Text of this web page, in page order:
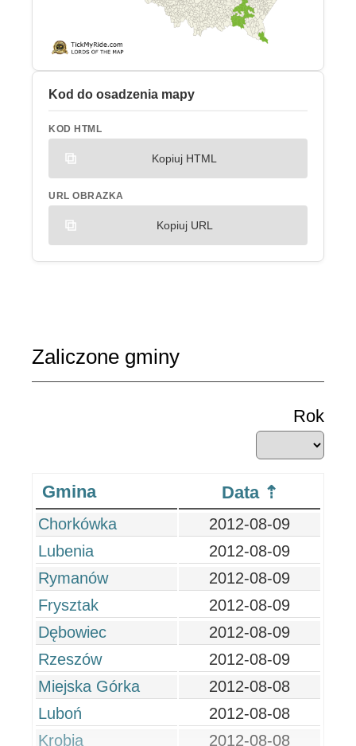
Kod do osadzenia mapy
KOD HTML
Kopiuj HTML
URL OBRAZKA
Kopiuj URL
Zaliczone gminy
Rok
Gmina Data
Chorkówka
2012-08-09
Lubenia
2012-08-09
Rymanów
2012-08-09
Frysztak
2012-08-09
Dębowiec
2012-08-09
Rzeszów
2012-08-09
Miejska Górka
2012-08-08
Luboń
2012-08-08
Krobia
2012-08-08